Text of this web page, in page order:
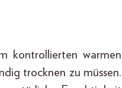
kontrollierten warmen
trocknen zu müssen.